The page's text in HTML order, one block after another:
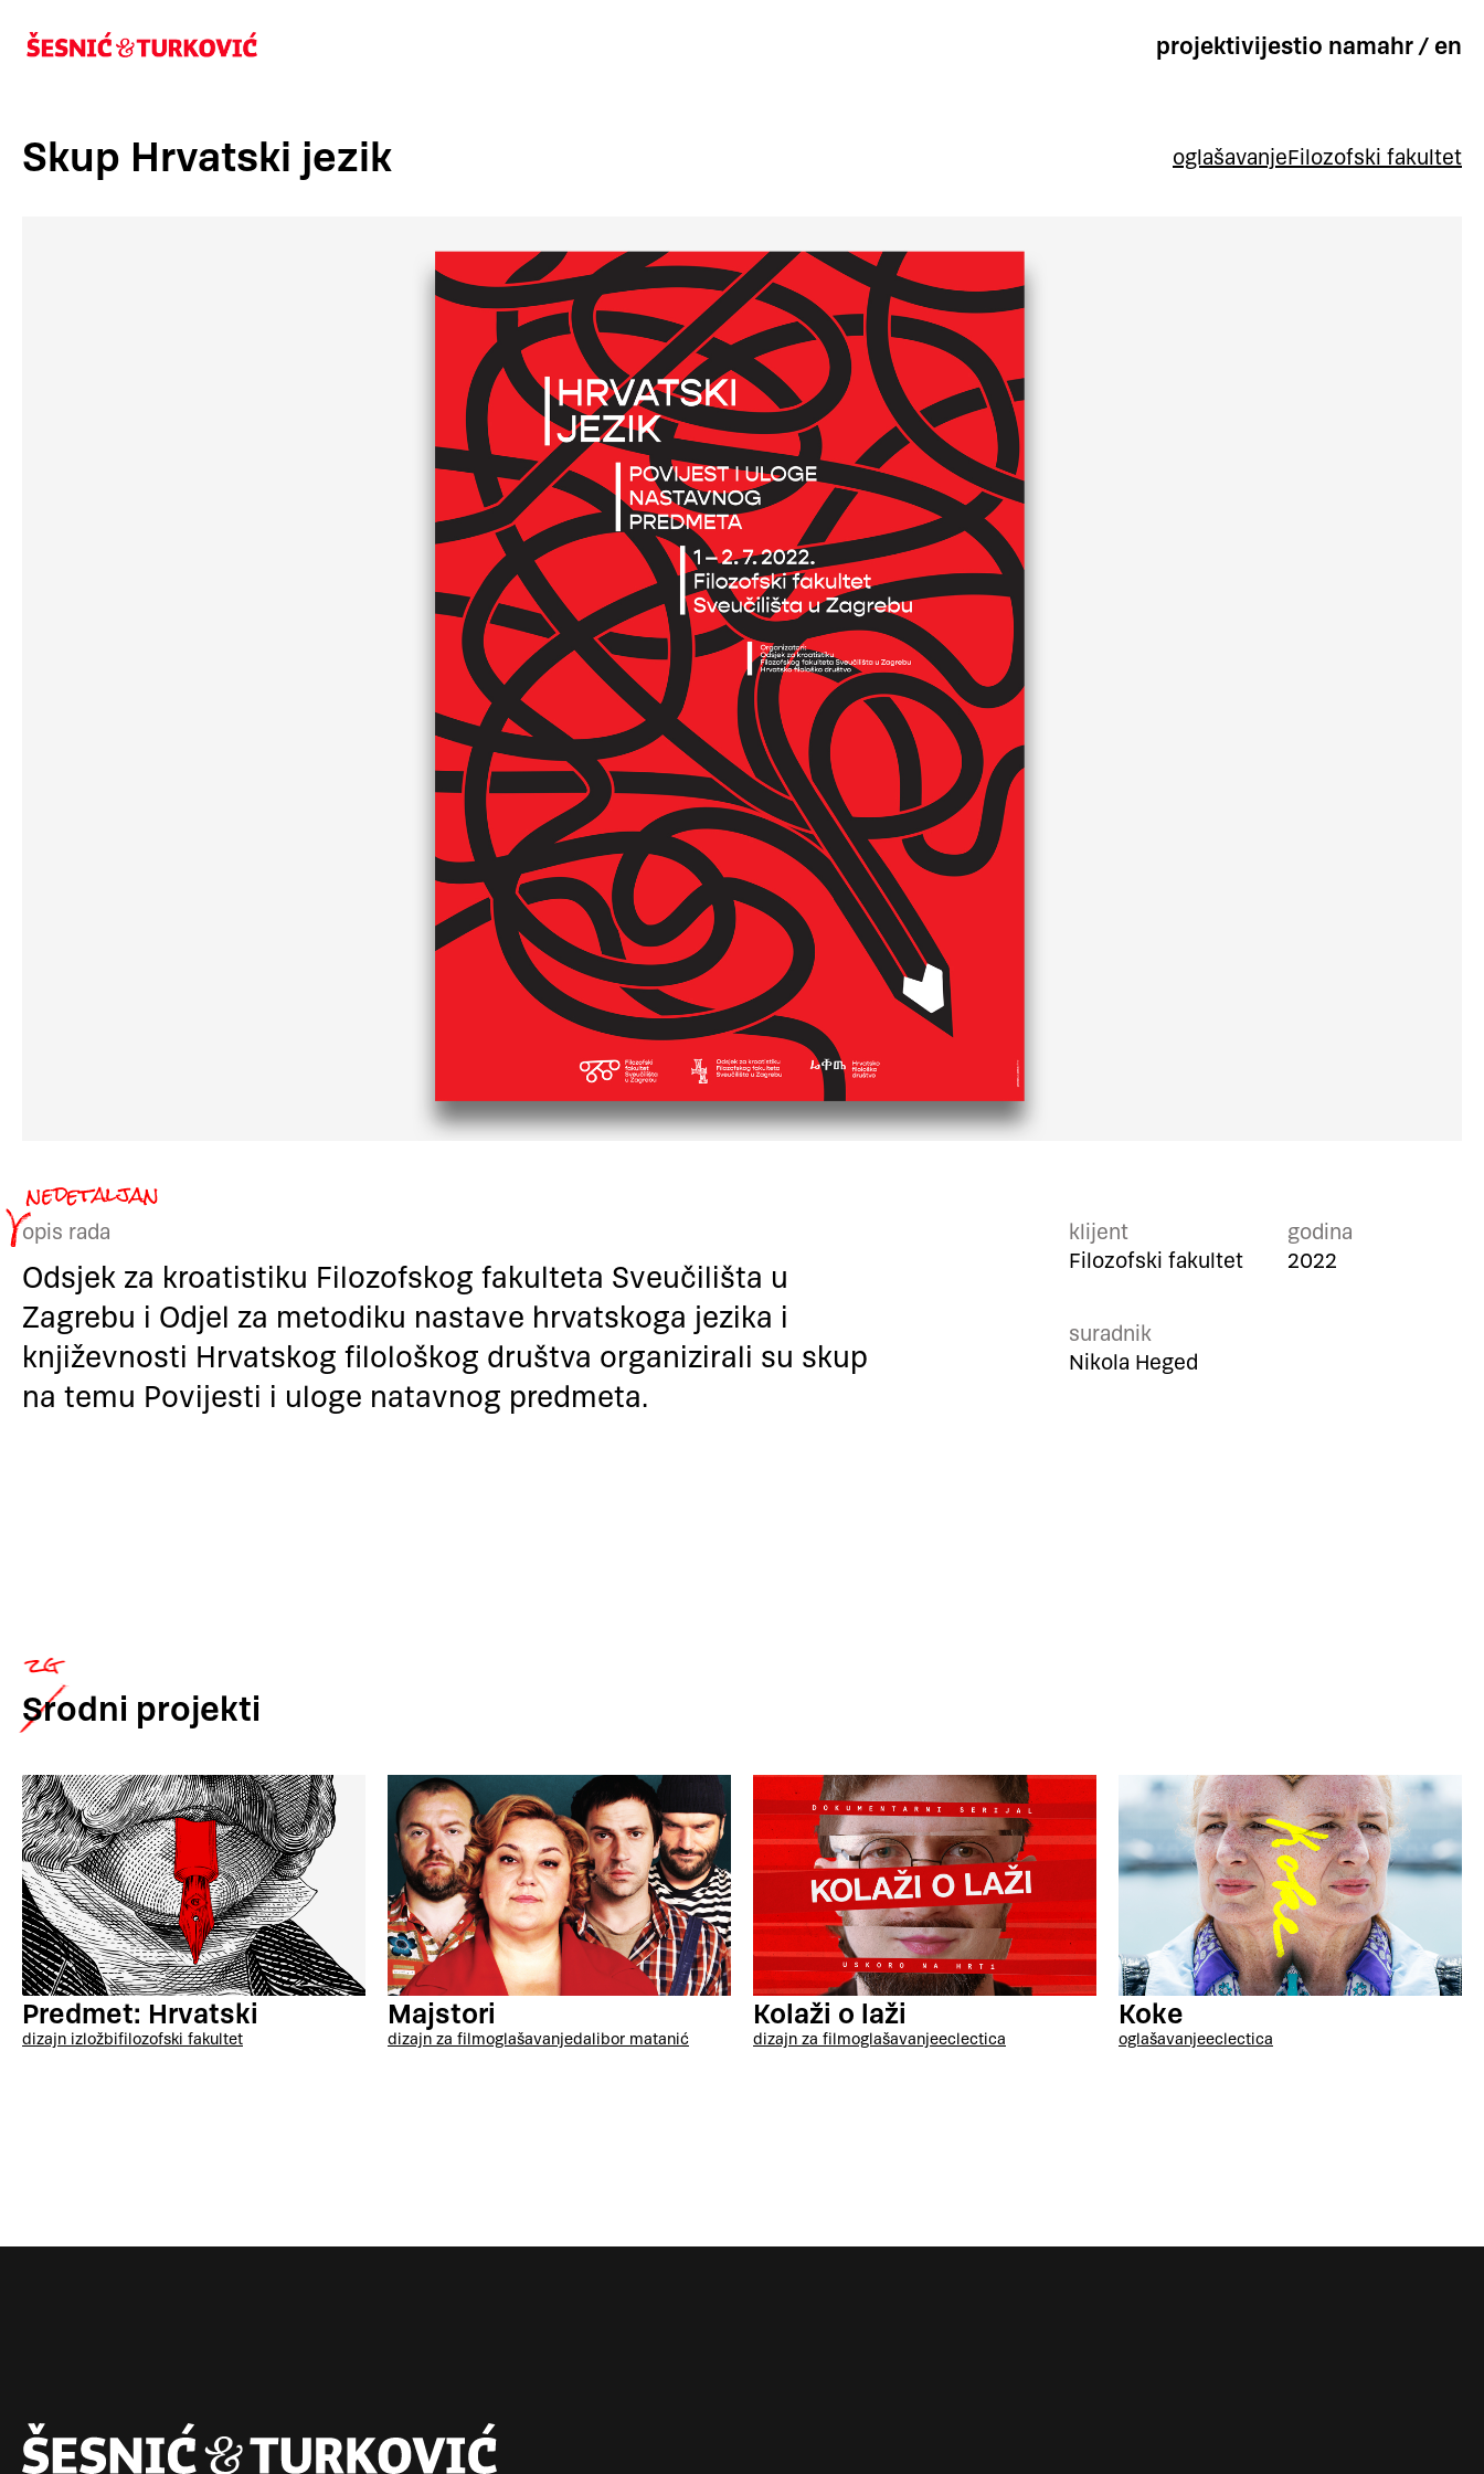
projektivijestio namahr/en
Skup Hrvatski jezik oglašavanjeFilozofski fakultet
opis rada
Odsjek za kroatistiku Filozofskog fakulteta Sveučilišta u
Zagrebu i Odjel za metodiku nastave hrvatskoga jezika i
književnosti Hrvatskog filološkog društva organizirali su skup
na temu Povijesti i uloge natavnog predmeta.
klijent
Filozofski fakultet
godina
2022
suradnik
Nikola Heged
Srodni projekti
Predmet: Hrvatski
dizajn izložbifilozofski fakultet
Majstori
dizajn za filmoglašavanjedalibor matanić
Kolaži o laži
dizajn za filmoglašavanjeeclectica
Koke
oglašavanjeeclectica